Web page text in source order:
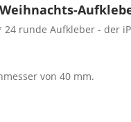
runde Aufkleber - der
von 40 mm.